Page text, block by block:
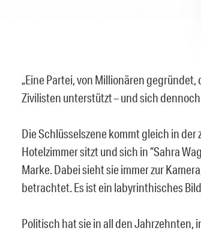
„Eine Partei, von Millionären
Zivilisten unterstützt – und sich
Die Schlüsselszene kommt gleich in der
Hotelzimmer sitzt und sich in “Sahra
Marke. Dabei sieht sie immer zur
betrachtet. Es ist ein labyrinthisches
Politisch hat sie in all den Jahrzehnten,